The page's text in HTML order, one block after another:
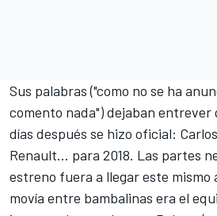
Sus palabras ("como no se ha
comento nada") dejaban entrever
días después se hizo oficial:
Renault... para 2018. Las partes
estreno fuera a llegar este mismo
movía entre bambalinas era el